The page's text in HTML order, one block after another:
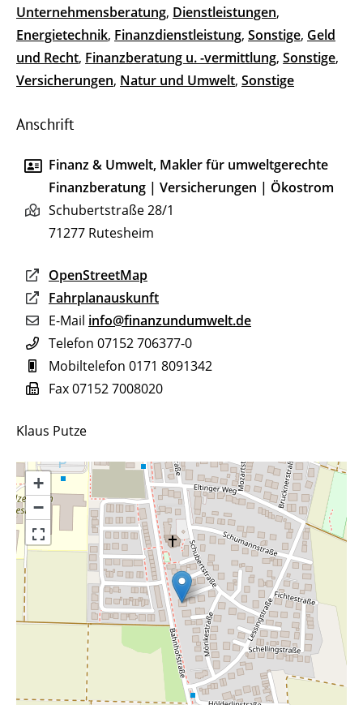
Unternehmensberatung, Dienstleistungen,
Energietechnik, Finanzdienstleistung, Sonstige, Geld
und Recht, Finanzberatung u. -vermittlung, Sonstige,
Versicherungen, Natur und Umwelt, Sonstige
Anschrift
Finanz & Umwelt, Makler für umweltgerechte
Finanzberatung | Versicherungen | Ökostrom
Schubertstraße 28/1
71277 Rutesheim
OpenStreetMap
Fahrplanauskunft
E-Mail info@finanzundumwelt.de
Telefon 07152 706377-0
Mobiltelefon 0171 8091342
Fax07152 7008020
Klaus Putze
+
−